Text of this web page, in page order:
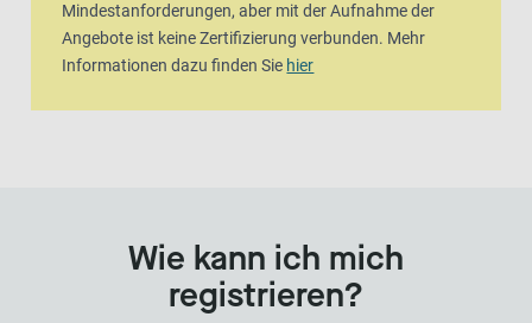
Mindestanforderungen, aber mit der Aufnahme der
Angebote ist keine Zertifizierung verbunden. Mehr
Informationen dazu finden Sie hier
Wie kann ich mich
registrieren?